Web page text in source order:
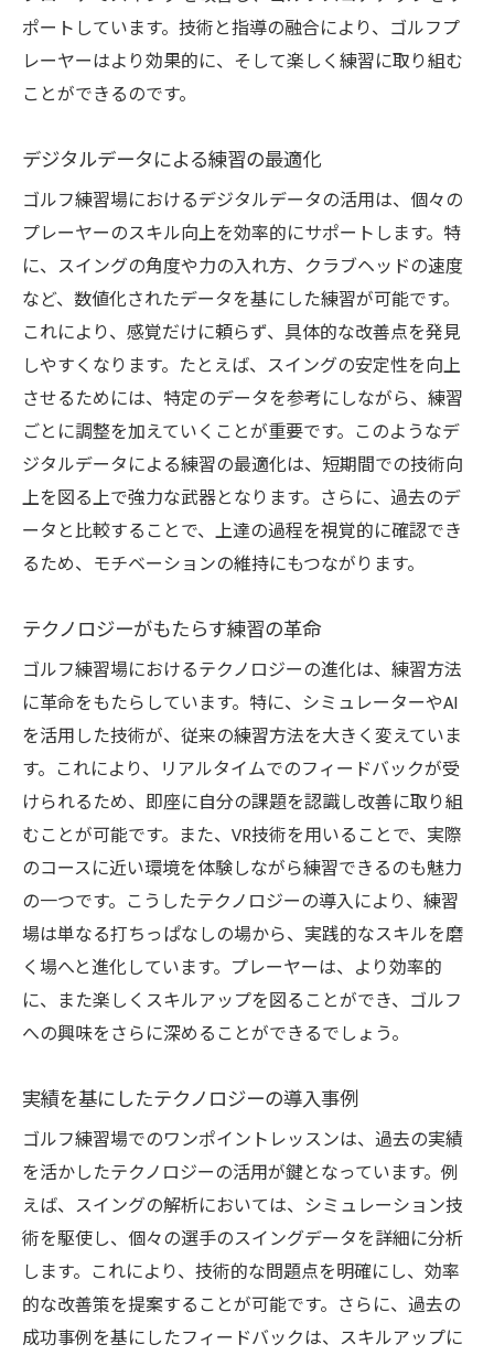
ポートしています。技術と指導の融合により、ゴルフプ
レーヤーはより効果的に、そして楽しく練習に取り組む
ことができるのです。
デジタルデータによる練習の最適化
ゴルフ練習場におけるデジタルデータの活用は、個々の
プレーヤーのスキル向上を効率的にサポートします。特
に、スイングの角度や力の入れ方、クラブヘッドの速度
など、数値化されたデータを基にした練習が可能です。
これにより、感覚だけに頼らず、具体的な改善点を発見
しやすくなります。たとえば、スイングの安定性を向上
させるためには、特定のデータを参考にしながら、練習
ごとに調整を加えていくことが重要です。このようなデ
ジタルデータによる練習の最適化は、短期間での技術向
上を図る上で強力な武器となります。さらに、過去のデ
ータと比較することで、上達の過程を視覚的に確認でき
るため、モチベーションの維持にもつながります。
テクノロジーがもたらす練習の革命
ゴルフ練習場におけるテクノロジーの進化は、練習方法
に革命をもたらしています。特に、シミュレーターやAI
を活用した技術が、従来の練習方法を大きく変えていま
す。これにより、リアルタイムでのフィードバックが受
けられるため、即座に自分の課題を認識し改善に取り組
むことが可能です。また、VR技術を用いることで、実際
のコースに近い環境を体験しながら練習できるのも魅力
の一つです。こうしたテクノロジーの導入により、練習
場は単なる打ちっぱなしの場から、実践的なスキルを磨
く場へと進化しています。プレーヤーは、より効率的
に、また楽しくスキルアップを図ることができ、ゴルフ
への興味をさらに深めることができるでしょう。
実績を基にしたテクノロジーの導入事例
ゴルフ練習場でのワンポイントレッスンは、過去の実績
を活かしたテクノロジーの活用が鍵となっています。例
えば、スイングの解析においては、シミュレーション技
術を駆使し、個々の選手のスイングデータを詳細に分析
します。これにより、技術的な問題点を明確にし、効率
的な改善策を提案することが可能です。さらに、過去の
成功事例を基にしたフィードバックは、スキルアップに